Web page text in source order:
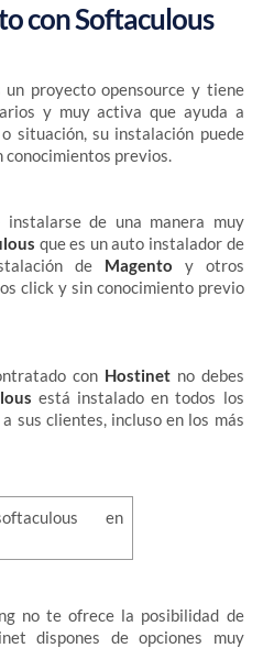
con Softaculous
un proyecto opensource y tiene
y muy activa que ayuda a
situación, su instalación puede
conocimientos previos.
de una manera muy
que es un auto instalador de
de Magento y otros
click y sin conocimiento previo
con Hostinetno debes
está instalado en todos los
sus clientes, incluso en los más
no te ofrece la posibilidad de
dispones de opciones muy